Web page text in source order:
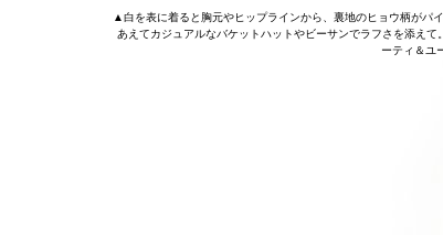
▲白を表に着ると胸元やヒップラインから、裏地のヒョウ柄がパ
あえてカジュアルなバケットハットやビーサンでラフさを添え
ーティ＆ユ